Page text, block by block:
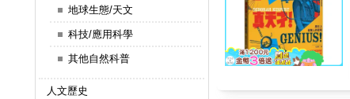
地球生態/天文
科技/應用科學
其他自然科普
人文歷史